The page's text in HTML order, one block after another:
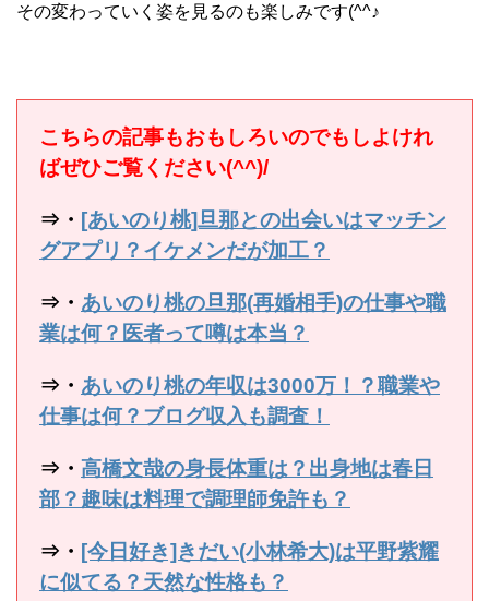
その変わっていく姿を見るのも楽しみです(^^♪
こちらの記事もおもしろいのでもしよけれ
ばぜひご覧ください(^^)/
⇒・ [あいのり桃]旦那との出会いはマッチン
グアプリ？イケメンだが加工？
⇒・ あいのり桃の旦那(再婚相手)の仕事や職
業は何？医者って噂は本当？
⇒・ あいのり桃の年収は3000万！？職業や
仕事は何？ブログ収入も調査！
⇒・ 高橋文哉の身長体重は？出身地は春日
部？趣味は料理で調理師免許も？
⇒・ [今日好き]きだい(小林希大)は平野紫耀
に似てる？天然な性格も？